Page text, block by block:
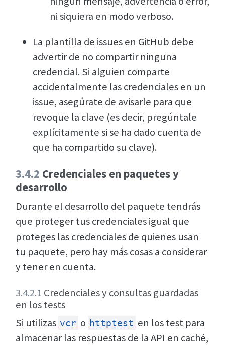
ni siquiera en modo verboso.
La plantilla de issues en GitHub debe
advertir de no compartir ninguna
credencial. Si alguien comparte
accidentalmente las credenciales en un
issue, asegúrate de avisarle para que
revoque la clave (es decir, pregúntale
explícitamente si se ha dado cuenta de
que ha compartido su clave).
3.4.2 Credenciales en paquetes y
desarrollo
Durante el desarrollo del paquete tendrás
que proteger tus credenciales igual que
proteges las credenciales de quienes usan
tu paquete, pero hay más cosas a considerar
y tener en cuenta.
3.4.2.1 Credenciales y consultas guardadas
en los tests
Si utilizas vcr o httptest en los test para
almacenar las respuestas de la API en caché,